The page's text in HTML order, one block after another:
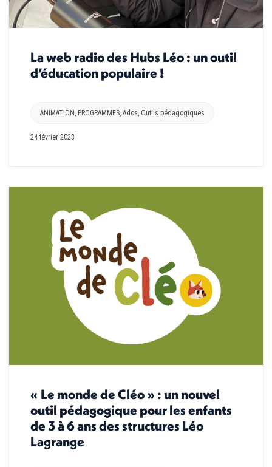
La web radio des Hubs Léo : un outil
d’éducation populaire !
ANIMATION , PROGRAMMES, Ados, Outils pédagogiques
24 février 2023
« Le monde de Cléo » : un nouvel
outil pédagogique pour les enfants
de 3 à 6 ans des structures Léo
Lagrange